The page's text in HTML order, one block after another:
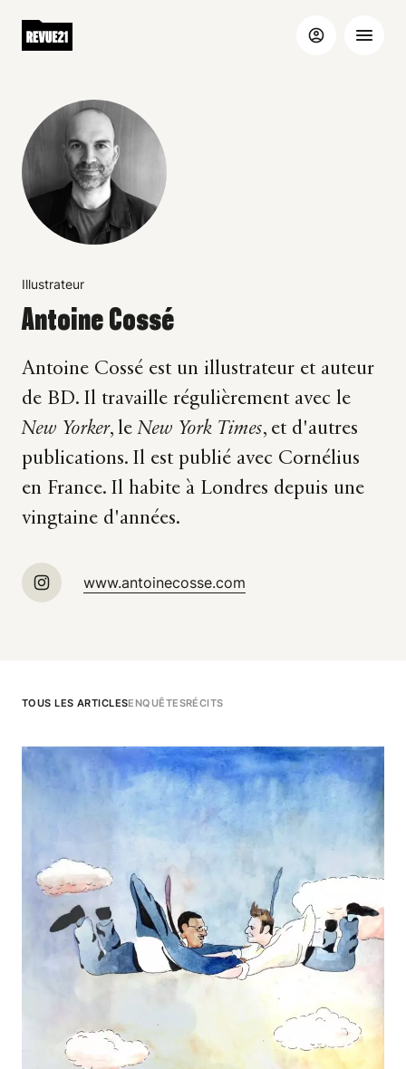
Illustrateur
Antoine Cossé
Antoine Cossé est un illustrateur et auteur
de BD. Il travaille régulièrement avec le
New Yorker, leNew York Times, et d'autres
publications. Il est publié avec Cornélius
en France. Il habite à Londres depuis une
vingtaine d'années.
www.antoinecosse.com
TOUS LES ARTICLESENQUÊTESRÉCITS